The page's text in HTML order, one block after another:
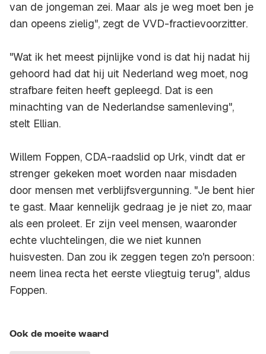
van de jongeman zei. Maar als je weg moet ben je
dan opeens zielig", zegt de VVD-fractievoorzitter.
"Wat ik het meest pijnlijke vond is dat hij nadat hij
gehoord had dat hij uit Nederland weg moet, nog
strafbare feiten heeft gepleegd. Dat is een
minachting van de Nederlandse samenleving",
stelt Ellian.
Willem Foppen, CDA-raadslid op Urk, vindt dat er
strenger gekeken moet worden naar misdaden
door mensen met verblijfsvergunning. "Je bent hier
te gast. Maar kennelijk gedraag je je niet zo, maar
als een proleet. Er zijn veel mensen, waaronder
echte vluchtelingen, die we niet kunnen
huisvesten. Dan zou ik zeggen tegen zo'n persoon:
neem linea recta het eerste vliegtuig terug", aldus
Foppen.
Ook de moeite waard